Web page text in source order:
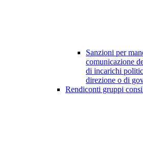
Sanzioni per
comunicazione
di incarichi
direzione o di
Rendiconti gruppi